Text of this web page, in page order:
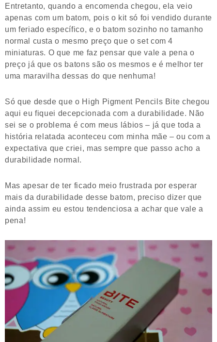
Entretanto, quando a encomenda chegou, ela veio
apenas com um batom, pois o kit só foi vendido durante
um feriado específico, e o batom sozinho no tamanho
normal custa o mesmo preço que o set com 4
miniaturas. O que me faz pensar que vale a pena o
preço já que os batons são os mesmos e é melhor ter
uma maravilha dessas do que nenhuma!
Só que desde que o High Pigment Pencils Bite chegou
aqui eu fiquei decepcionada com a durabilidade. Não
sei se o problema é com meus lábios – já que toda a
história relatada aconteceu com minha mãe – ou com a
expectativa que criei, mas sempre que passo acho a
durabilidade normal.
Mas apesar de ter ficado meio frustrada por esperar
mais da durabilidade desse batom, preciso dizer que
ainda assim eu estou tendenciosa a achar que vale a
pena!